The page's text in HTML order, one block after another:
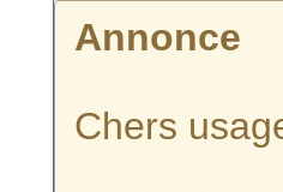
Annonce
Chers